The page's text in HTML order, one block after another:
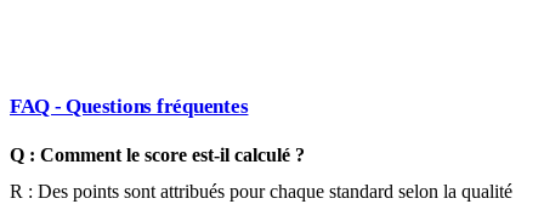
FAQ - Questions fréquentes
Q : Comment le score est-il calculé ?
R : Des points sont attribués pour chaque standard selon la qualité